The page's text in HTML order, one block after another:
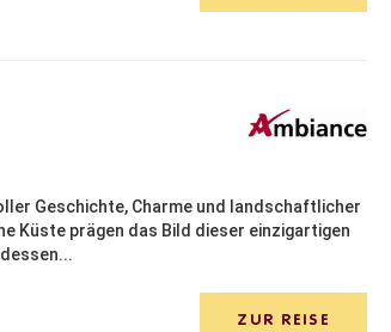
Geschichte, Charme und landschaftlicher
Küste prägen das Bild dieser einzigartigen
ZUR REISE